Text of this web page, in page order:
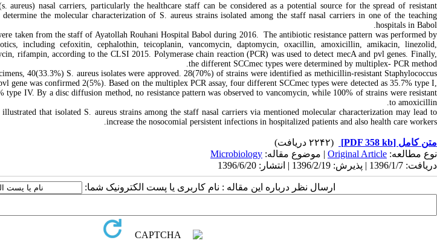
aureus) nasal carriers, particularly the healthcare staff can be considered as a potential source for the spread of resistant
the molecular characterization of S. aureus strains isolated among the staff nasal carriers in one of the teaching
hospitals in Babol.
taken from the staff of Ayatollah Rouhani Hospital Babol during 2016. The antibiotic resistance pattern was performed by
including cefoxitin, cephalothin, teicoplanin, vancomycin, daptomycin, oxacillin, amoxicillin, amikacin, linezolid,
rifampin, according to the CLSI 2015. Polymerase chain reaction (PCR) was used to detect mecA and pvl genes. Finally,
the different SCCmec types were determined by multiplex- PCR method.
40(33.3%) S. aureus isolates were approved. 28(70%) of strains were identified as methicillin-resistant Staphylococcus
gene was confirmed 2(5%). Based on the multiplex PCR assay, four different SCCmec types were detected as 35.7% type I,
IV. By a disc diffusion method, no resistance pattern was observed to vancomycin, while 100% of strains were resistant
to amoxicillin.
illustrated that isolated S. aureus strains among the staff nasal carriers via mentioned molecular characterization may lead to
increase the nosocomial persistent infections in hospitalized patients and also health care workers.
متن کامل [PDF 358 kb]
(۲۲۴۲ دریافت)
نوع مطالعه: Original Article | موضوع مقاله: Microbiology
دریافت: 1396/1/7 | پذیرش: 1396/2/19 | انتشار: 1396/6/20
ارسال نظر درباره این مقاله : نام کاربری یا پست الکترونیک شما: